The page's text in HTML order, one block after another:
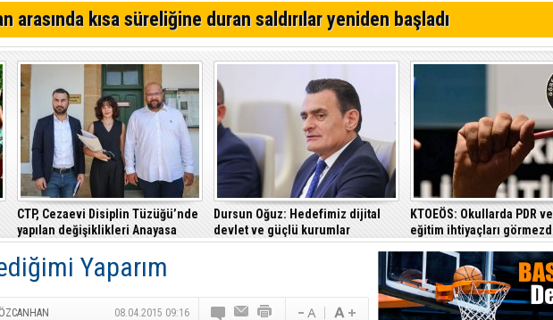
Lefkoşa'da bugün iki saatlik elektrik kesintisi yapılacak
Mağusa'da kim önde? İşte son anket sonuçları...
arasında kısa süreliğine duran saldırılar yeniden başladı
CTP, Cezaevi Disiplin Tüzüğü’nde
yapılan değişiklikleri Anayasa
Mahkemesi’ne taşıdı
Dursun Oğuz: Hedefimiz dijital
devlet ve güçlü kurumlar
KTOEÖS: Okullarda PDR
eğitim ihtiyaçları
geliniyor
Yaparım
08.04.2015 09:16